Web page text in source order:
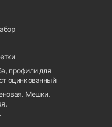
профили для
оцинкованный
Мешки.